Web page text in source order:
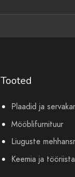
Tooted
Plaadid ja
Mööblifurnituur
Liuguste
Keemia ja